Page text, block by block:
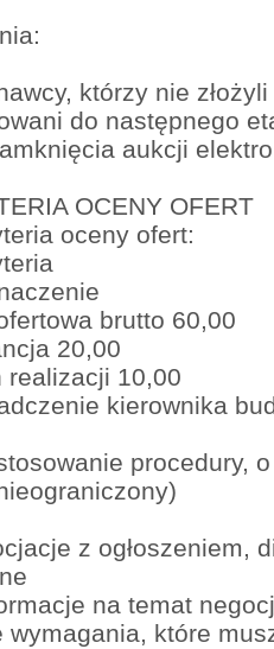
którzy nie
do następnego
aukcji
OCENY OFERT
oceny ofert:
brutto 60,00
20,00
realizacji 10,00
kierownika
procedury,
z ogłoszeniem,
na temat
wymagania, które